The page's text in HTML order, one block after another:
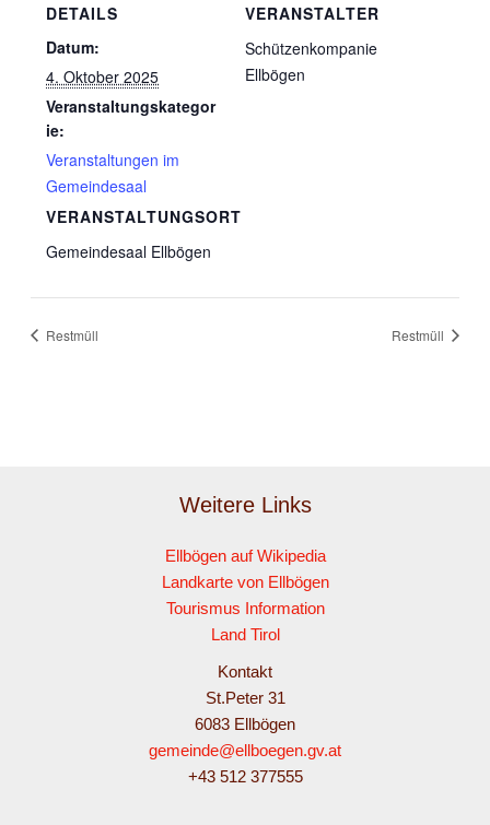
DETAILS
Datum:
4. Oktober 2025
Veranstaltungskategor
ie:
Veranstaltungen im
Gemeindesaal
VERANSTALTUNGSORT
Gemeindesaal Ellbögen
VERANSTALTER
Schützenkompanie
Ellbögen
Restmüll Restmüll
Weitere Links
Ellbögen auf Wikipedia
Landkarte von Ellbögen
Tourismus Information
Land Tirol
Kontakt
St.Peter 31
6083 Ellbögen
gemeinde@ellboegen.gv.at
+43 512 377555